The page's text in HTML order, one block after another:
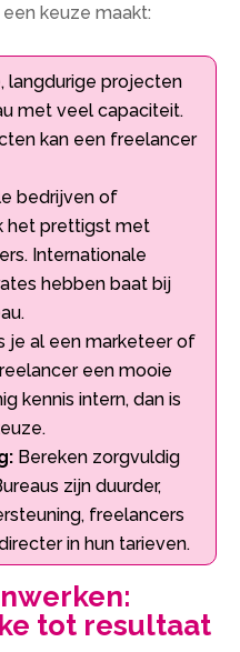
keuze maakt:
langdurige projecten
met veel capaciteit.​
kan een freelancer
bedrijven of
het prettigst met
Internationale
hebben baat bij
je al een marketeer of
een mooie
kennis intern, dan is
Bereken zorgvuldig
zijn duurder,
freelancers
in hun tarieven.​
tot resultaat